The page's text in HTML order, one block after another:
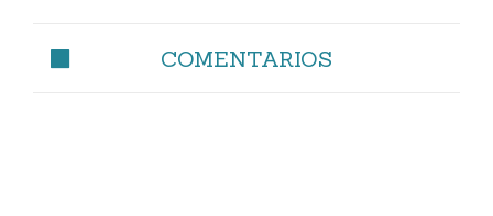
COMENTARIOS